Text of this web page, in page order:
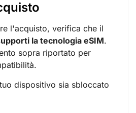
l'acquisto, verifica che il
la tecnologia eSIM.
sopra riportato per
dispositivo sia sbloccato